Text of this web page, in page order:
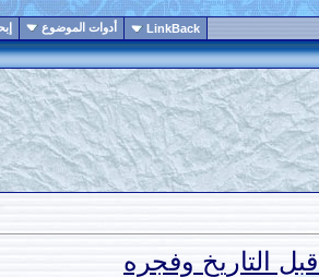
LinkBack أدوات الموضوع
قبل التاريخ وفجره